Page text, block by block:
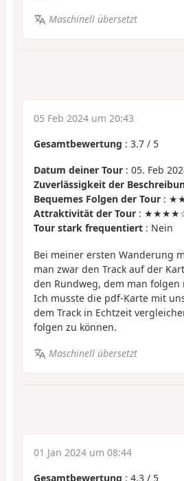
Maschinell übersetzt
05 Feb 2024 um 20:43
Gesamtbewertung : 3.7 / 5
Datum deiner Tour : 05. Feb
Zuverlässigkeit der
Bequemes Folgen der Tour :
Attraktivität der Tour :
Tour stark frequentiert : Nein
Bei meiner ersten Wanderung
man zwar den Track auf der
den Rundweg, dem man folgen
Ich musste die pdf-Karte mit
dem Track in Echtzeit
folgen zu können.
Maschinell übersetzt
01 Jan 2024 um 08:44
Gesamtbewertung : 4.3 / 5